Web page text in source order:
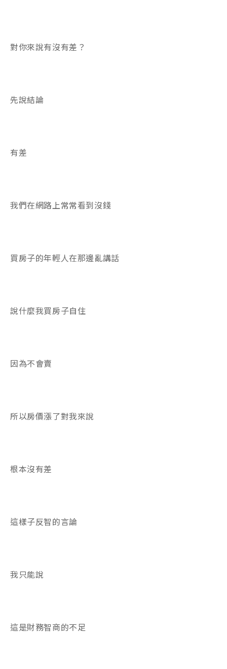
對你來說有沒有差？
先說結論
有差
我們在網路上常常看到沒錢
買房子的年輕人在那邊亂講話
說什麼我買房子自住
因為不會賣
所以房價漲了對我來說
根本沒有差
這樣子反智的言論
我只能說
這是財務智商的不足